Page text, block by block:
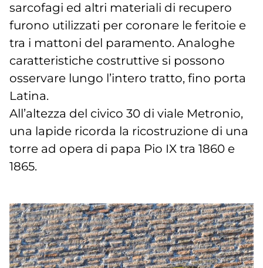
sarcofagi ed altri materiali di recupero
furono utilizzati per coronare le feritoie e
tra i mattoni del paramento. Analoghe
caratteristiche costruttive si possono
osservare lungo l’intero tratto, fino porta
Latina.
All’altezza del civico 30 di viale Metronio,
una lapide ricorda la ricostruzione di una
torre ad opera di papa Pio IX tra 1860 e
1865.